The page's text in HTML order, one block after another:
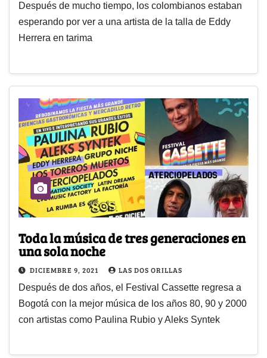
Después de mucho tiempo, los colombianos estaban
esperando por ver a una artista de la talla de Eddy
Herrera en tarima
Toda la música de tres generaciones en
una sola noche
DICIEMBRE 9, 2021 LAS DOS ORILLAS
Después de dos años, el Festival Cassette regresa a
Bogotá con la mejor música de los años 80, 90 y 2000
con artistas como Paulina Rubio y Aleks Syntek